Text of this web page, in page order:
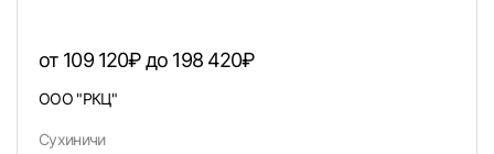
или любым удобным способом
от 109 120₽ до 198 420₽
ООО "РКЦ"
Сухиничи